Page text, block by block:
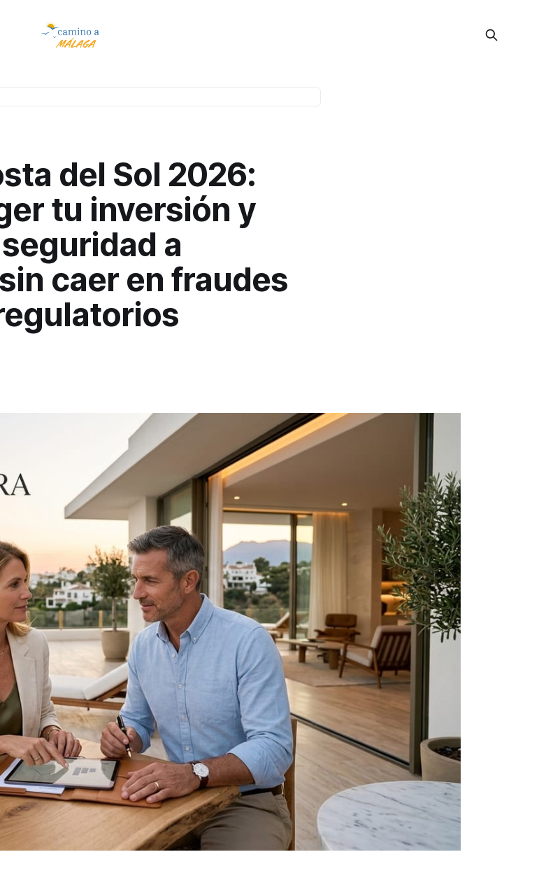
del Sol 2026:
tu inversión y
a
caer en fraudes